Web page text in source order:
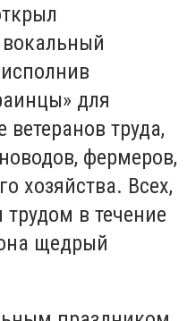
для
труда,
фермеров,
хозяйства. Всех,
в течение
щедрый